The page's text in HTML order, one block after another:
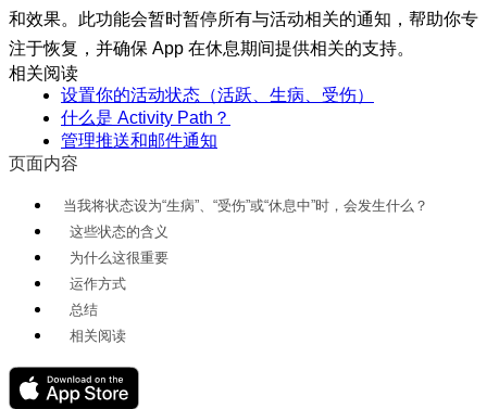
和效果。此功能会暂时暂停所有与活动相关的通知，帮助你专
注于恢复，并确保 App 在休息期间提供相关的支持。
相关阅读
设置你的活动状态（活跃、生病、受伤）
什么是 Activity Path？
管理推送和邮件通知
页面内容
当我将状态设为“生病”、“受伤”或“休息中”时，会发生什么？
这些状态的含义
为什么这很重要
运作方式
总结
相关阅读